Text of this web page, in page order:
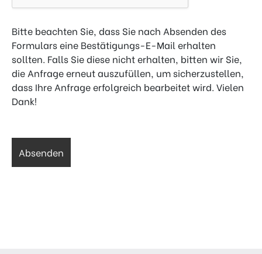
Bitte beachten Sie, dass Sie nach Absenden des
Formulars eine Bestätigungs-E-Mail erhalten
sollten. Falls Sie diese nicht erhalten, bitten wir Sie,
die Anfrage erneut auszufüllen, um sicherzustellen,
dass Ihre Anfrage erfolgreich bearbeitet wird. Vielen
Dank!